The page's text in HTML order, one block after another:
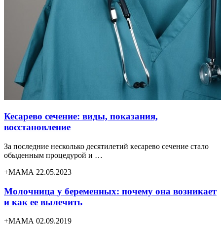
Кесарево сечение: виды, показания,
восстановление
За последние несколько десятилетий кесарево сечение стало
обыденным процедурой и …
+МАМА 22.05.2023
Молочница у беременных: почему она возникает
и как ее вылечить
+МАМА 02.09.2019